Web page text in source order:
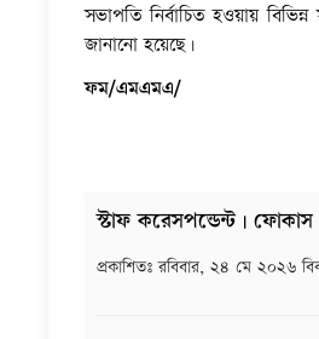
সভাপতি নির্বাচিত হওয়ায়
জানানো হয়েছে।
ফম/এমএমএ/
স্টাফ করেসপন্ডেন্ট |
প্রকাশিতঃরবিবার, ২৪ মে ২০২৬